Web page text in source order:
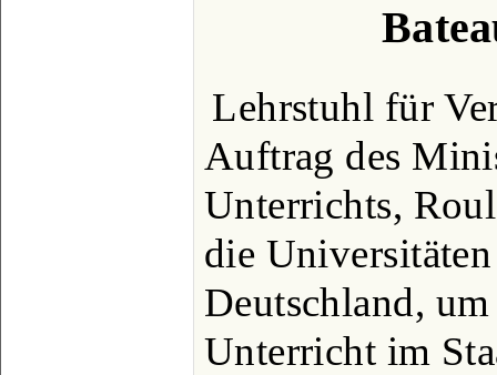
Lehrstuhl für
Auftrag des
Unterrichts,
die
Deutschland,
Unterricht im